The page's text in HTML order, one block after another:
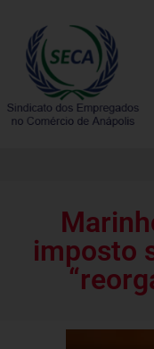
imposto